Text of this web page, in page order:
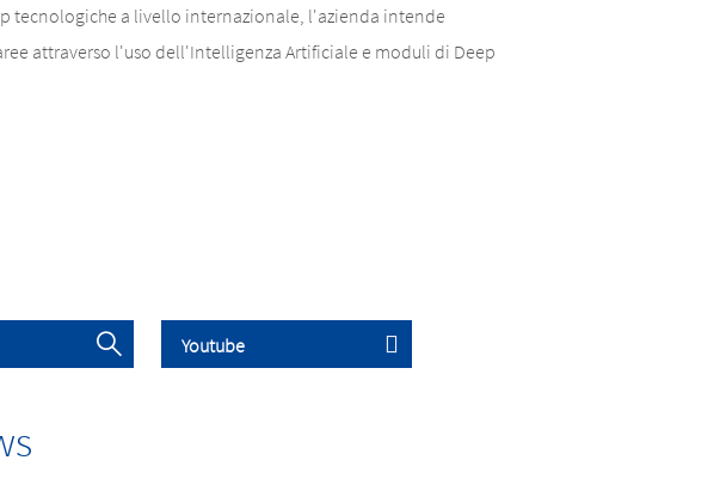
tecnologiche a livello internazionale, l'azienda intende
attraverso l'uso dell'Intelligenza Artificiale e moduli di Deep